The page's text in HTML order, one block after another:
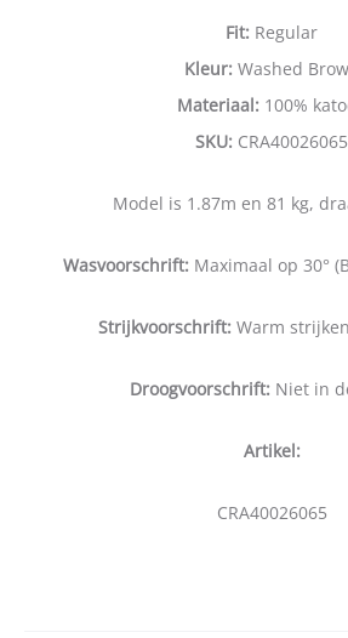
Fit: Regular
Kleur: Washed
Materiaal: 100%
SKU: CRA40026065
Model is 1.87m en 81 kg,
Wasvoorschrift: Maximaal op 30°
Strijkvoorschrift: Warm
Droogvoorschrift: Niet in
Artikel:
CRA40026065